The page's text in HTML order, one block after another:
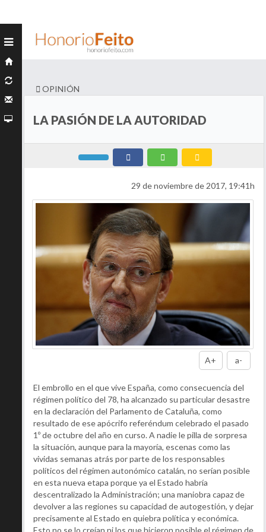
OPINIÓN
LA PASIÓN DE LA AUTORIDAD
29 de noviembre de 2017, 19:41h
A+ a-
El embrollo en el que vive España, como consecuencia del
régimen político del 78, ha alcanzado su particular desastre
en la declaración del Parlamento de Cataluña, como
resultado de ese apócrifo referéndum celebrado el pasado
1º de octubre del año en curso. A nadie le pilla de sorpresa
la situación, aunque para la mayoría, escenas como las
vividas semanas atrás por parte de los responsables
políticos del régimen autonómico catalán, no serían posible
en esta nueva etapa porque ya el Estado habría
descentralizado la Administración; una maniobra capaz de
devolver a las regiones su capacidad de autogestión, y dejar
precisamente al Estado en quiebra política y económica.